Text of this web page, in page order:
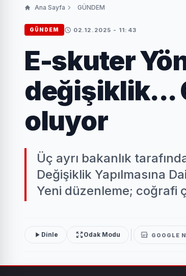
Ana Sayfa GÜNDEM
GÜNDEM 02.12.2025 - 11:43
E-skuter
değişiklik...
oluyor
Üç ayrı bakanlık
Değişiklik Yapılmasına
Yeni düzenleme; coğrafi
Dinle Odak Modu GOOGLE